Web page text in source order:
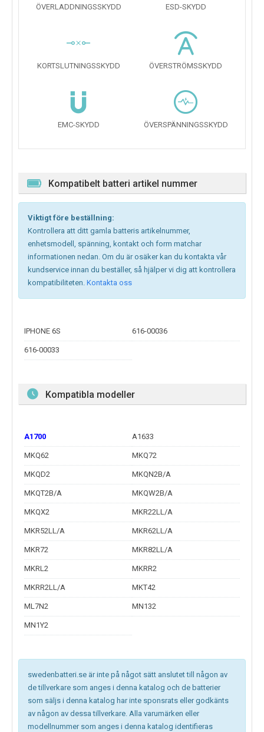
ÖVERLADDNINGSSKYDD ESD-SKYDD
KORTSLUTNINGSSKYDD ÖVERSTRÖMSSKYDD
EMC-SKYDD ÖVERSPÄNNINGSSKYDD
Kompatibelt batteri artikel nummer
Viktigt före beställning:
Kontrollera att ditt gamla batteris artikelnummer,
enhetsmodell, spänning, kontakt och form matchar
informationen nedan. Om du är osäker kan du kontakta vår
kundservice innan du beställer, så hjälper vi dig att kontrollera
kompatibiliteten. Kontakta oss
IPHONE 6S 616-00036
616-00033
Kompatibla modeller
A1700 A1633
MKQ62 MKQ72
MKQD2 MKQN2B/A
MKQT2B/A MKQW2B/A
MKQX2 MKR22LL/A
MKR52LL/A MKR62LL/A
MKR72 MKR82LL/A
MKRL2 MKRR2
MKRR2LL/A MKT42
ML7N2 MN132
MN1Y2
swedenbatteri.se är inte på något sätt anslutet till någon av
de tillverkare som anges i denna katalog och de batterier
som säljs i denna katalog har inte sponsrats eller godkänts
av någon av dessa tillverkare. Alla varumärken eller
modellnummer som anges i denna katalog identifieras